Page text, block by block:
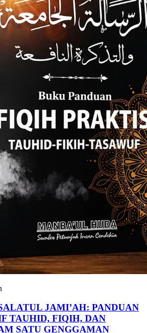
JAMI’AH: PANDUAN
TAUHID, FIQIH, DAN
SATU GENGGAMAN